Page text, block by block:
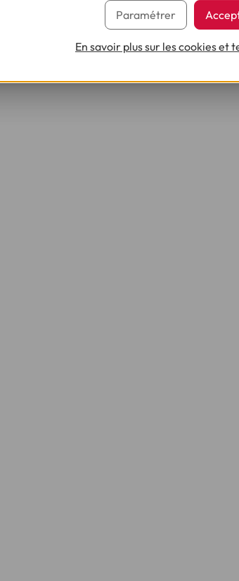
faudra nous renvoyer complété, daté, signé et
du délai légal de rétractation.
Paramétrer
En savoir plus sur les cookies et